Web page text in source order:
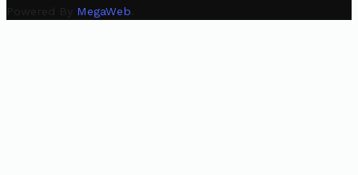
Powered By MegaWeb